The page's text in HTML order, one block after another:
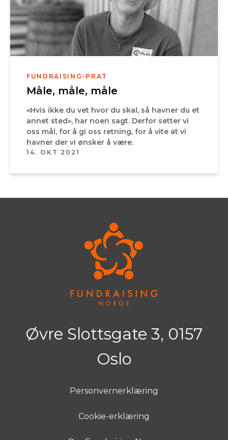
FUNDRAISING-PRAT
Måle, måle, måle
«Hvis ikke du vet hvor du skal, så havner du et
annet sted», har noen sagt. Derfor setter vi
oss mål, for å gi oss retning, for å vite at vi
havner der vi ønsker å være.
14. OKT 2021
Øvre Slottsgate 3, 0157
Oslo
Personvernerklæring
Cookie-erklæring